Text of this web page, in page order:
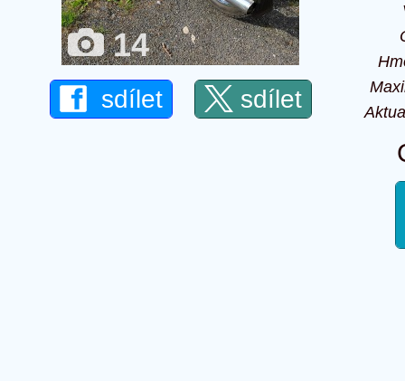
14
sdílet sdílet